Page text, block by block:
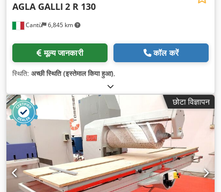
Cantù 6,845 km
AGLA GALLI 2 R 130
मूल्य जानकारी कॉल करें
स्थिति: अच्छी स्थिति (इस्तेमाल किया हुआ),
छोटा विज्ञापन